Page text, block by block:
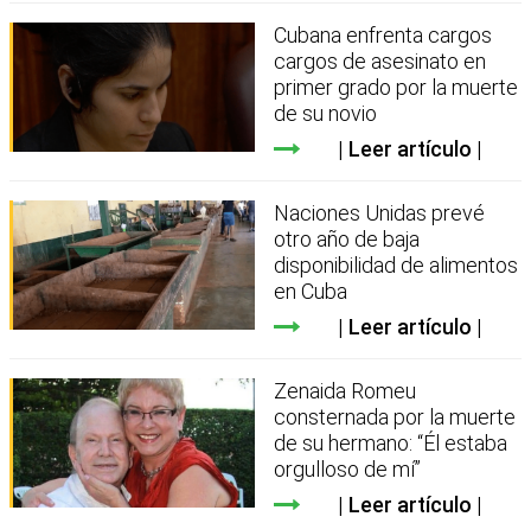
Cubana enfrenta cargos
cargos de asesinato en
primer grado por la muerte
de su novio
Leer artículo
Naciones Unidas prevé
otro año de baja
disponibilidad de alimentos
en Cuba
Leer artículo
Zenaida Romeu
consternada por la muerte
de su hermano: “Él estaba
orgulloso de mí”
Leer artículo